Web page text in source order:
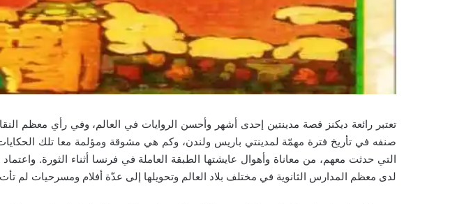
تعتبر رائعة ديكنز قصة مدينتين إحدى أشهر وأحسن الروايات في العالم، وفي رأي معظم
صنفه في تأريخ فترة مهمّة لمدينتي باريس ولندن، وكم هي مشوقة ومؤلمة معا تلك
التي حدثت معهم، من معاناة وأهوال عايشتها الطبقة العاملة في فرنسا أثناء الثورة.
لدى معظم المدارس الثانوية في مختلف بلاد العالم وتحويلها إلى عدّة أفلام ومسرحيات لم